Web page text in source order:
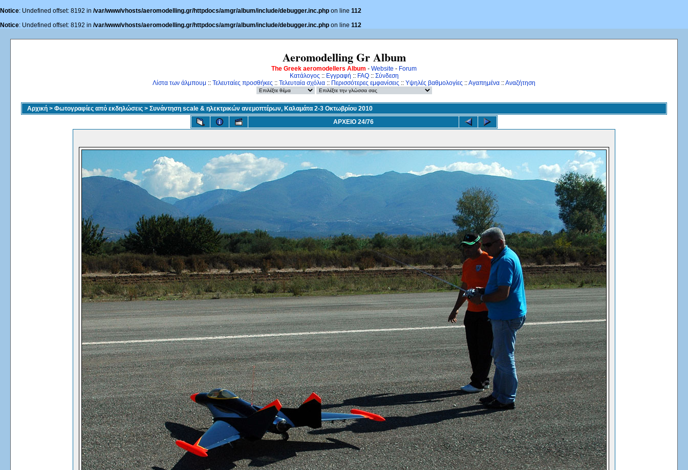
Notice: Undefined offset: 8192 in /var/www/vhosts/aeromodelling.gr/httpdocs/amgr/album/include/debugger.inc.php on line 112
Notice: Undefined offset: 8192 in /var/www/vhosts/aeromodelling.gr/httpdocs/amgr/album/include/debugger.inc.php on line 112
Aeromodelling Gr Album
The Greek aeromodellers Album - Website - Forum
Κατάλογος :: Εγγραφή :: FAQ:: Σύνδεση
Λίστα των άλμπουμ :: Τελευταίες προσθήκες :: Τελευταία σχόλια :: Περισσότερες εμφανίσεις :: Υψηλές βαθμολογίες ::Αγαπημένα ::Αναζήτηση
Αρχική > Φωτογραφίες από εκδηλώσεις > Συνάντηση scale & ηλεκτρικών ανεμοπτέρων, Καλαμάτα 2-3 Οκτωβρίου 2010
ΑΡΧΕΙΟ 24/76